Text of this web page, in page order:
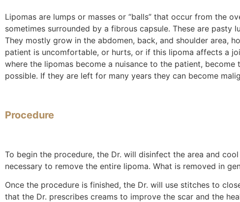
Lipomas are lumps or masses or “balls” that occur from the
sometimes surrounded by a fibrous capsule. These are
They mostly grow in the abdomen, back, and shoulder area,
patient is uncomfortable, or hurts, or if this lipoma affects a
where the lipomas become a nuisance to the patient,
possible. If they are left for many years they can become
Procedure
To begin the procedure, the Dr. will disinfect the area and
necessary to remove the entire lipoma. What is removed in
Once the procedure is finished, the Dr. will use stitches to
that the Dr. prescribes creams to improve the scar and the